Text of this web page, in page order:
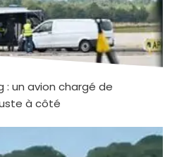
: un avion chargé de
à côté